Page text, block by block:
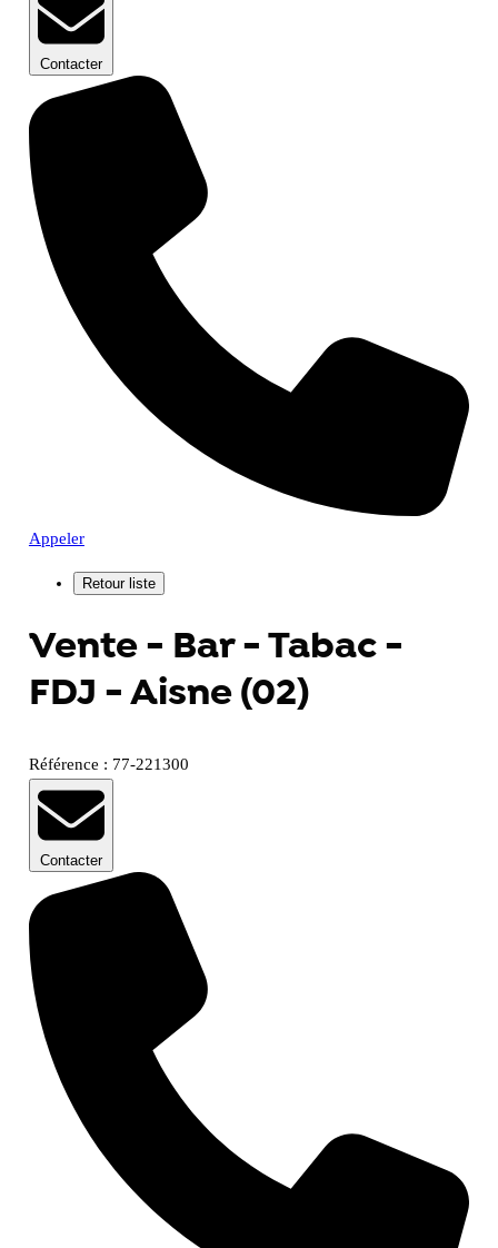
Contacter
Appeler
Vente - Bar - Tabac -
FDJ - Aisne (02)
Référence : 77-221300
Contacter